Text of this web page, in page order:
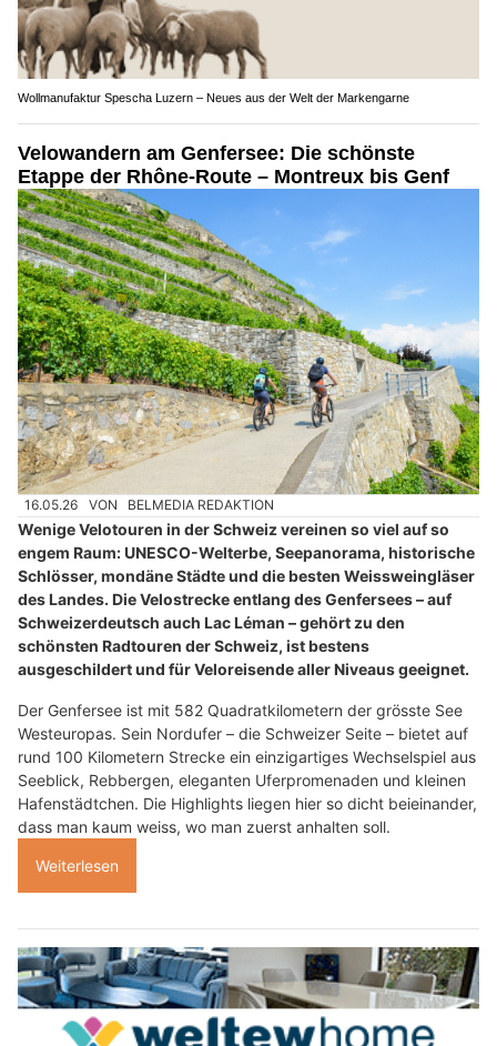
Wollmanufaktur Spescha Luzern – Neues aus der Welt der Markengarne
Velowandern am Genfersee: Die schönste
Etappe der Rhône-Route – Montreux bis Genf
16.05.26 VON BELMEDIA REDAKTION
Wenige Velotouren in der Schweiz vereinen so viel auf so
engem Raum: UNESCO-Welterbe, Seepanorama, historische
Schlösser, mondäne Städte und die besten Weissweingläser
des Landes. Die Velostrecke entlang des Genfersees – auf
Schweizerdeutsch auch Lac Léman – gehört zu den
schönsten Radtouren der Schweiz, ist bestens
ausgeschildert und für Veloreisende aller Niveaus geeignet.
Der Genfersee ist mit 582 Quadratkilometern der grösste See
Westeuropas. Sein Nordufer – die Schweizer Seite – bietet auf
rund 100 Kilometern Strecke ein einzigartiges Wechselspiel aus
Seeblick, Rebbergen, eleganten Uferpromenaden und kleinen
Hafenstädtchen. Die Highlights liegen hier so dicht beieinander,
dass man kaum weiss, wo man zuerst anhalten soll.
Weiterlesen